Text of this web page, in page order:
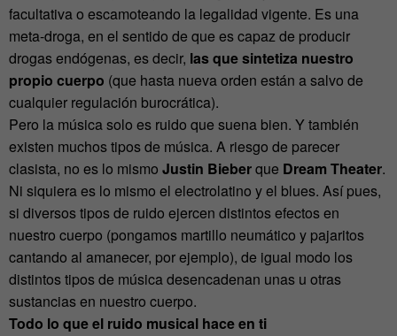
facultativa o escamoteando la legalidad vigente. Es una
meta-droga, en el sentido de que es capaz de producir
drogas endógenas, es decir, las que sintetiza nuestro
propio cuerpo (que hasta nueva orden están a salvo de
cualquier regulación burocrática).
Pero la música solo es ruido que suena bien. Y también
existen muchos tipos de música. A riesgo de parecer
clasista, no es lo mismo Justin Bieberque Dream Theater.
Ni siquiera es lo mismo el electrolatino y el blues. Así pues,
si diversos tipos de ruido ejercen distintos efectos en
nuestro cuerpo (pongamos martillo neumático y pajaritos
cantando al amanecer, por ejemplo), de igual modo los
distintos tipos de música desencadenan unas u otras
sustancias en nuestro cuerpo.
Todo lo que el ruido musical hace en ti